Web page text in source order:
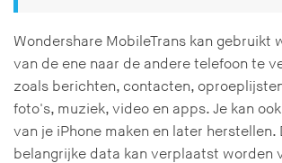
Wondershare MobileTrans kan gebruikt
van de ene naar de andere telefoon te
zoals berichten, contacten,
foto's, muziek, video en apps. Je kan
van je iPhone maken en later herstellen.
belangrijke data kan verplaatst worden